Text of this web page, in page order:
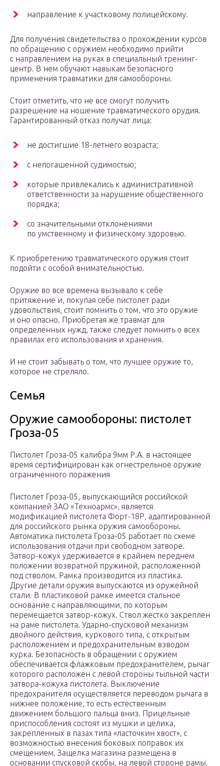
направление к участковому полицейскому.
Для получения свидетельства о прохождении курсов
по обращению с оружием необходимо прийти
с направлением на руках в специальный тренинг-
центр. В нем обучают навыкам безопасного
применения травматики для самообороны.
Стоит отметить, что не все смогут получить
разрешение на ношение травматического орудия.
Гарантированный отказ получат лица:
не достигшие 18-летнего возраста;
с непогашенной судимостью;
которые привлекались к административной
ответственности за нарушение общественного
порядка;
со значительными отклонениями
по умственному и физическому здоровью.
К приобретению травматического оружия стоит
подойти с особой внимательностью.
Оружие во все времена вызывало к себе
притяжение и, покупая себе пистолет ради
удовольствия, стоит помнить о том, что это оружие
и оно опасно. Приобретая же травмат для
определенных нужд, также следует помнить о всех
правилах его использования и хранения.
И не стоит забывать о том, что лучшее оружие то,
которое не стреляло.
Семья
Оружие самообороны: пистолет
Гроза-05
Пистолет Гроза-05 калибра 9мм Р.А. в настоящее
время сертифицирован как огнестрельное оружие
ограниченного поражения
Пистолет Гроза-05, выпускающийся российской
компанией ЗАО «Техноармс», является
модификацией пистолета Форт-18Р, адаптированной
для российского рынка оружия самообороны.
Автоматика пистолета Гроза-05 работает по схеме
использования отдачи при свободном затворе.
Затвор-кожух удерживается в крайнем переднем
положении возвратной пружиной, расположенной
под стволом. Рамка производится из пластика.
Другие детали оружия выпускаются из оружейной
стали. В пластиковой рамке имеется стальное
основание с направляющими, по которым
перемещается затвор-кожух. Ствол жестко закреплен
на раме пистолета. Ударно-спусковой механизм
двойного действия, куркового типа, с открытым
расположением и предохранительным взводом
курка. Безопасность в обращении с оружием
обеспечивается флажковым предохранителем, рычаг
которого расположен с левой стороны тыльной части
затвора-кожуха пистолета. Выключение
предохранителя осуществляется переводом рычага в
нижнее положение, то есть естественным
движением большого пальца вниз. Прицельные
приспособления состоят из мушки и целика,
закрепленных в пазах типа «ласточкин хвост», с
возможностью внесения боковых поправок их
смещением. Защелка магазина размещена в
основании спусковой скобы, на левой стороне рамы.